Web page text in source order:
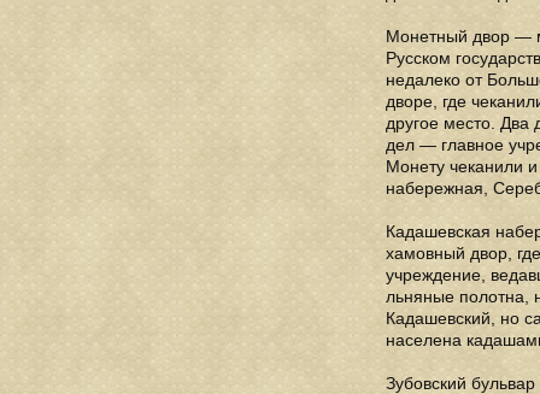
Монетный двор —
Русском
недалеко от
дворе, где
другое место. Два
дел — главное
Монету чеканили
набережная,
Кадашевская
хамовный двор,
учреждение,
льняные полотна,
Кадашевский, но
населена
Зубовский